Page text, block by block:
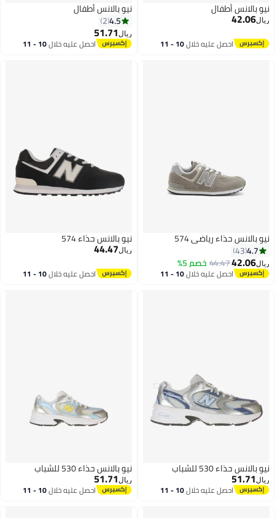
نيو بالانس أطفال
ريال42.06
احصل عليه خلال 10 - 11
نيو بالانس أطفال
4.5
2
ريال51.71
احصل عليه خلال 10 - 11
نيو بالانس حذاء رياضي 574
4.7
43
ريال42.06
44.47خصم 5%
احصل عليه خلال 10 - 11
نيو بالانس حذاء 574
ريال44.47
احصل عليه خلال 10 - 11
نيو بالانس حذاء 530 للشباب
ريال51.71
احصل عليه خلال 10 - 11
نيو بالانس حذاء 530 للشباب
ريال51.71
احصل عليه خلال 10 - 11